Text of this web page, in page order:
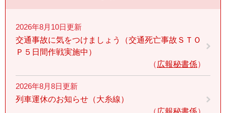
2026年8月10日更新
交通事故に気をつけましょう（交通死亡事故ＳＴＯ
Ｐ５日間作戦実施中）
広報秘書係
2026年8月8日更新
列車運休のお知らせ（大糸線）
広報秘書係